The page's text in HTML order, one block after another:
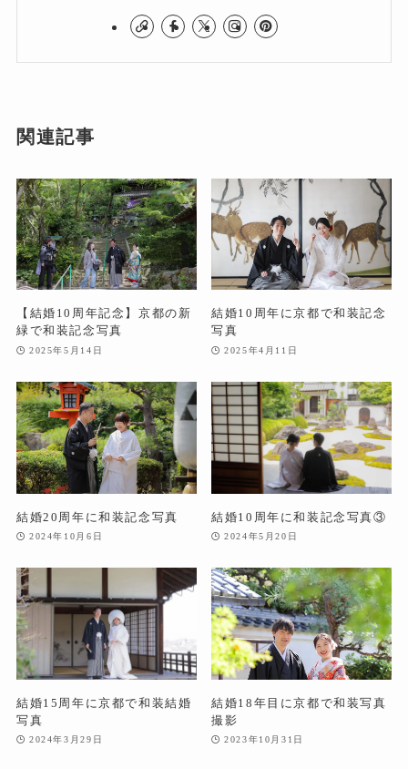
関連記事
【結婚10周年記念】京都の新
緑で和装記念写真
2025年5月14日
結婚10周年に京都で和装記念
写真
2025年4月11日
結婚20周年に和装記念写真
2024年10月6日
結婚10周年に和装記念写真③
2024年5月20日
結婚15周年に京都で和装結婚
写真
2024年3月29日
結婚18年目に京都で和装写真
撮影
2023年10月31日